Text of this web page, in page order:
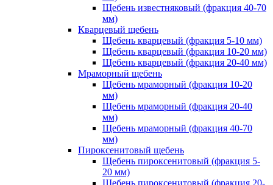
Щебень известняковый (фракция 40-70
мм)
Кварцевый щебень
Щебень кварцевый (фракция 5-10 мм)
Щебень кварцевый (фракция 10-20 мм)
Щебень кварцевый (фракция 20-40 мм)
Мраморный щебень
Щебень мраморный (фракция 10-20
мм)
Щебень мраморный (фракция 20-40
мм)
Щебень мраморный (фракция 40-70
мм)
Пироксенитовый щебень
Щебень пироксенитовый (фракция 5-
20 мм)
Щебень пироксенитовый (фракция 20-